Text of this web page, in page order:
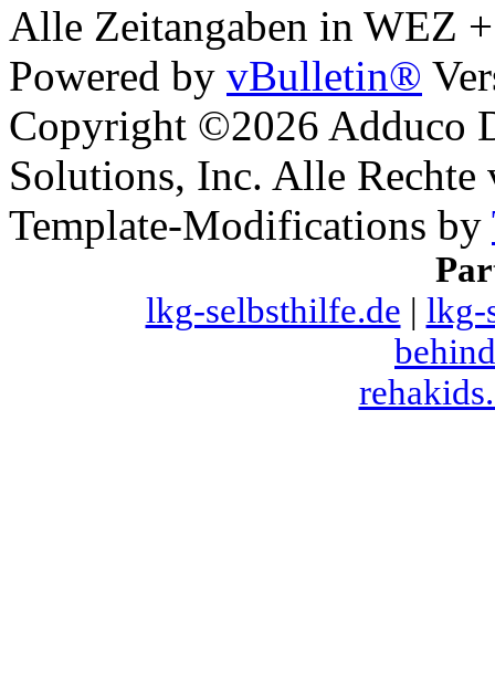
Alle Zeitangaben in WEZ
Powered by vBulletin®
Copyright ©2026 Adduco
Solutions, Inc. Alle Rechte
Template-Modifications by
lkg-selbsthilfe.de | lkg-